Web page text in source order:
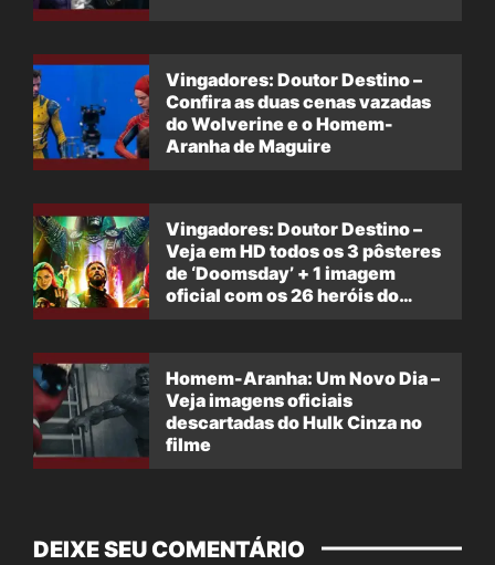
Vingadores: Doutor Destino –
Confira as duas cenas vazadas
do Wolverine e o Homem-
Aranha de Maguire
Vingadores: Doutor Destino –
Veja em HD todos os 3 pôsteres
de ‘Doomsday’ + 1 imagem
oficial com os 26 heróis do
Homem-Aranha: Um Novo Dia –
Veja imagens oficiais
descartadas do Hulk Cinza no
filme
DEIXE SEU COMENTÁRIO